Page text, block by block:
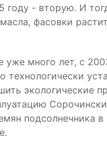
году - вторую. И
фасовки
много лет, с
технологически
экологические
подсолнечника